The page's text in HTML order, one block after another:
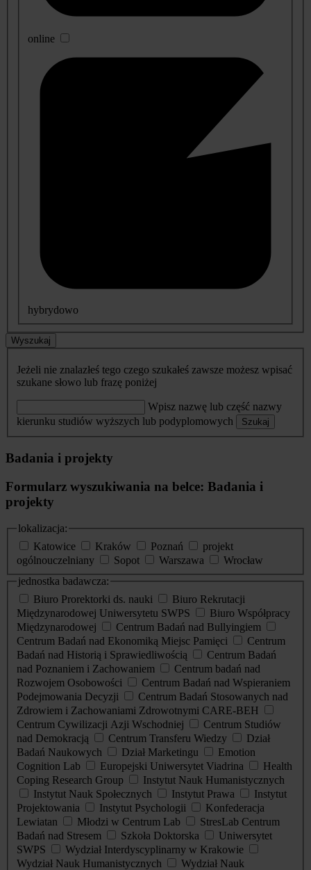
online
hybrydowo
Wyszukaj
Jeżeli nie znalazłeś tego czego szukałeś zawsze możesz wpisać
szukane słowo lub frazę poniżej
Wpisz nazwę lub część nazwy
kierunku studiów wyższych lub podyplomowych
Szukaj
Badania i projekty
Formularz wyszukiwania na belce: Badania i
projekty
lokalizacja:
Katowice
Kraków Poznań
projekt
ogólnouczelniany
Sopot Warszawa
Wrocław
jednostka badawcza:
Biuro Prorektorki ds. nauki
Biuro Rekrutacji
Międzynarodowej Uniwersytetu SWPS
Biuro Współpracy
Międzynarodowej
Centrum Badań nad Bullyingiem
Centrum Badań nad Ekonomiką Miejsc Pamięci
Centrum
Badań nad Historią i Sprawiedliwością
Centrum Badań
nad Poznaniem i Zachowaniem
Centrum badań nad
Rozwojem Osobowości
Centrum Badań nad Wspieraniem
Podejmowania Decyzji
Centrum Badań Stosowanych nad
Zdrowiem i Zachowaniami Zdrowotnymi CARE-BEH
Centrum Cywilizacji Azji Wschodniej
Centrum Studiów
nad Demokracją
Centrum Transferu Wiedzy
Dział
Badań Naukowych
Dział Marketingu
Emotion
Cognition Lab
Europejski Uniwersytet Viadrina
Health
Coping Research Group
Instytut Nauk Humanistycznych
Instytut Nauk Społecznych
Instytut Prawa
Instytut
Projektowania
Instytut Psychologii
Konfederacja
Lewiatan
Młodzi w Centrum Lab
StresLab Centrum
Badań nad Stresem
Szkoła Doktorska
Uniwersytet
SWPS
Wydział Interdyscyplinarny w Krakowie
Wydział Nauk Humanistycznych
Wydział Nauk